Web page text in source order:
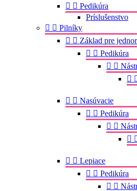
  Pedikúra
Príslušenstvo
  Pilníky
  Základ pre
  Pedikúra
 

  Nasúvacie
  Pedikúra
 

  Lepiace
  Pedikúra
 